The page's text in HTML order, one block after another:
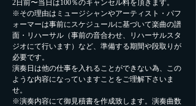
2日前〜当日は100％のキャンセル料を頂きます。
※その理由はミュージシャンやアーティスト・パフ
ォーマーは事前にスケジュールに基づいて楽曲の譜
面・リハーサル（事前の音合わせ、リハーサルスタ
ジオにて行います）など、準備する期間や段取りが
必要です。
演奏日は他の仕事を入れることができない為、この
ような内容になっていますことをご理解下さいま
せ。
※演奏内容にて御見積書を作成致します。演奏曲数